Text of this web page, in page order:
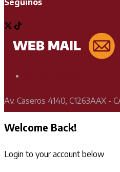
Seguinos
Av. Caseros 4140, C1263AAX -
Welcome Back!
Login to your account below